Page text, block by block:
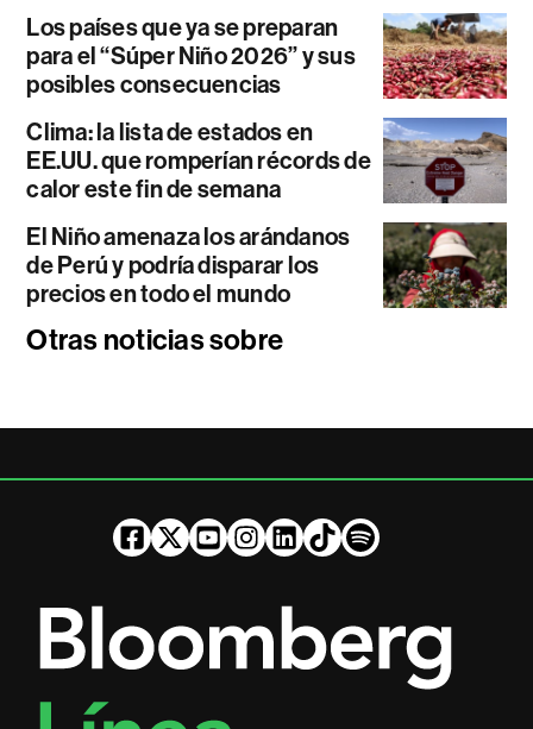
Los países que ya se preparan
para el “Súper Niño 2026” y sus
posibles consecuencias
Clima: la lista de estados en
EE.UU. que romperían récords de
calor este fin de semana
El Niño amenaza los arándanos
de Perú y podría disparar los
precios en todo el mundo
Otras noticias sobre